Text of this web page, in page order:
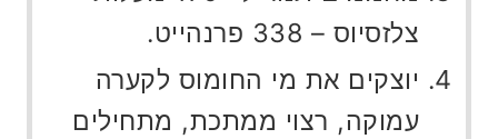
צלזסיוס – 338 פרנהייט.
יוצקים את מי החומוס לקערה
עמוקה, רצוי ממתכת, מתחילים